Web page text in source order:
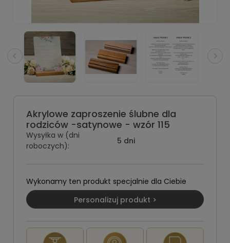
Akrylowe zaproszenie ślubne dla
rodziców -satynowe - wzór 115
Wysyłka w (dni
roboczych):
5 dni
Wykonamy ten produkt specjalnie dla Ciebie
Personalizuj produkt >